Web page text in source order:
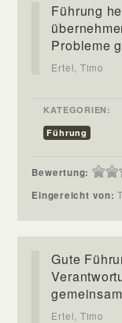
Führung
Probleme
Ertel, Timo
KATEGORIEN:
Führung
Bewertung:
Eingereicht von:
Gute
Ertel, Timo